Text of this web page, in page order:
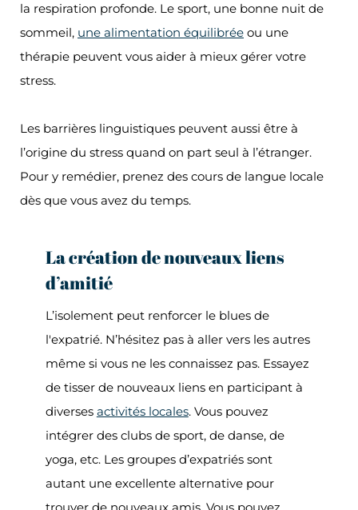
la respiration profonde. Le sport, une bonne nuit de
sommeil, une alimentation équilibrée ou une
thérapie peuvent vous aider à mieux gérer votre
stress.
Les barrières linguistiques peuvent aussi être à
l’origine du stress quand on part seul à l’étranger.
Pour y remédier, prenez des cours de langue locale
dès que vous avez du temps.
La création de nouveaux liens
d’amitié
L’isolement peut renforcer le blues de
l'expatrié. N’hésitez pas à aller vers les autres
même si vous ne les connaissez pas. Essayez
de tisser de nouveaux liens en participant à
diverses activités locales. Vous pouvez
intégrer des clubs de sport, de danse, de
yoga, etc. Les groupes d’expatriés sont
autant une excellente alternative pour